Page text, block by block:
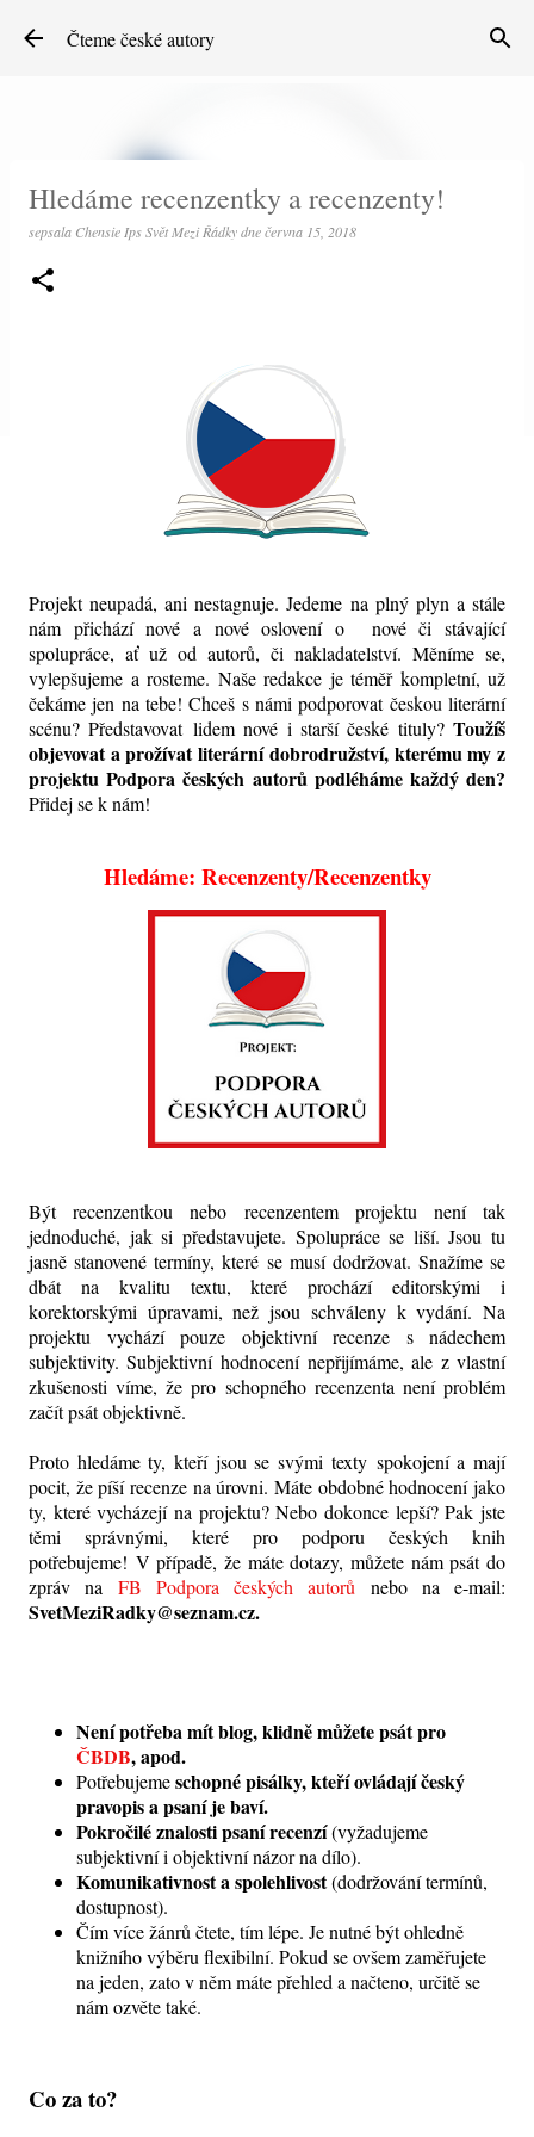
Přeskočit na hlavní obsah
Čteme české autory
Hledáme recenzentky a recenzenty!
sepsala Chensie Ips Svět Mezi Řádkydnečervna 15, 2018
Projekt neupadá, ani nestagnuje. Jedeme na plný plyn a stále
nám přichází nové a nové oslovení o nové či stávající
spolupráce, ať už od autorů, či nakladatelství. Měníme se,
vylepšujeme a rosteme. Naše redakce je téměř kompletní, už
čekáme jen na tebe! Chceš s námi podporovat českou literární
scénu? Představovat lidem nové i starší české tituly? Toužíš
objevovat a prožívat literární dobrodružství, kterému my z
projektu Podpora českých autorů podléháme každý den?
Přidej se k nám!
Hledáme: Recenzenty/Recenzentky
Být recenzentkou nebo recenzentem projektu není tak
jednoduché, jak si představujete. Spolupráce se liší. Jsou tu
jasně stanovené termíny, které se musí dodržovat. Snažíme se
dbát na kvalitu textu, které prochází editorskými i
korektorskými úpravami, než jsou schváleny k vydání. Na
projektu vychází pouze objektivní recenze s nádechem
subjektivity. Subjektivní hodnocení nepřijímáme, ale z vlastní
zkušenosti víme, že pro schopného recenzenta není problém
začít psát objektivně.
Proto hledáme ty, kteří jsou se svými texty spokojení a mají
pocit, že píší recenze na úrovni. Máte obdobné hodnocení jako
ty, které vycházejí na projektu? Nebo dokonce lepší? Pak jste
těmi správnými, které pro podporu českých knih
potřebujeme! V případě, že máte dotazy, můžete nám psát do
zpráv na FB Podpora českých autorů nebo na e-mail:
SvetMeziRadky@seznam.cz.
Není potřeba mít blog, klidně můžete psát pro
ČBDB, apod.
Potřebujemeschopné pisálky, kteří ovládají český
pravopis a psaní je baví.
Pokročilé znalosti psaní recenzí(vyžadujeme
subjektivní i objektivní názor na dílo).
Komunikativnost a spolehlivost(dodržování termínů,
dostupnost).
Čím více žánrů čtete, tím lépe. Je nutné být ohledně
knižního výběru flexibilní. Pokud se ovšem zaměřujete
na jeden, zato v něm máte přehled a načteno, určitě se
nám ozvěte také.
Co za to?